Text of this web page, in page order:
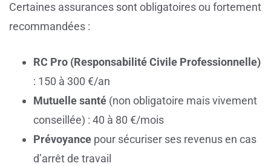
Certaines assurances sont obligatoires ou fortement
recommandées :
RC Pro (Responsabilité Civile Professionnelle)
: 150 à 300 €/an
Mutuelle santé (non obligatoire mais vivement
conseillée) : 40 à 80 €/mois
Prévoyance pour sécuriser ses revenus en cas
d’arrêt de travail